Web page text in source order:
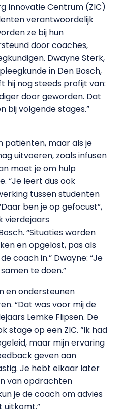
Innovatie Centrum (ZIC)
verantwoordelijk
ze bij hun
door coaches,
Dwayne Sterk,
in Den Bosch,
hij nog steeds profijt van:
door geworden. Dat
bij volgende stages.”
patiënten, maar als je
uitvoeren, zoals infusen
moet je om hulp
“Je leert dus ook
tussen studenten
ben je op gefocust”,
vierdejaars
“Situaties worden
en opgelost, pas als
coach in.” Dwayne: “Je
te doen.”
en ondersteunen
“Dat was voor mij de
Lemke Flipsen. De
stage op een ZIC. “Ik had
maar mijn ervaring
geven aan
Je hebt elkaar later
van opdrachten
je de coach om advies
uitkomt.”